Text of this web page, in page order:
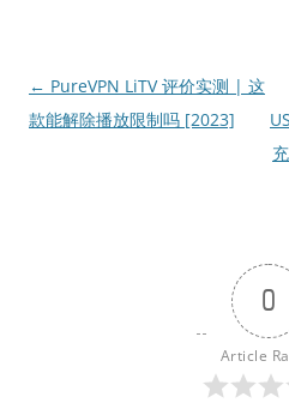
文
章
← PureVPN LiTV 评价实测 | 这
款能解除播放限制吗 [2023]
0
Article